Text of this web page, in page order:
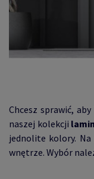
Chcesz sprawić,
naszej kolekcji
jednolite kolory.
wnętrze. Wybór